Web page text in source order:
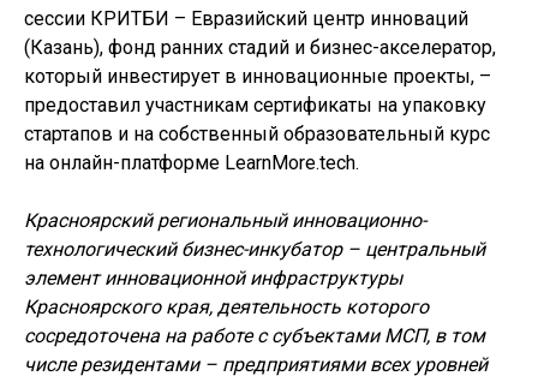
сессии КРИТБИ – Евразийский центр инноваций
(Казань), фонд ранних стадий и бизнес-акселератор,
который инвестирует в инновационные проекты, –
предоставил участникам сертификаты на упаковку
стартапов и на собственный образовательный курс
на онлайн-платформе LearnMore.tech.
Красноярский региональный инновационно-
технологический бизнес-инкубатор – центральный
элемент инновационной инфраструктуры
Красноярского края, деятельность которого
сосредоточена на работе с субъектами МСП, в том
числе резидентами – предприятиями всех уровней